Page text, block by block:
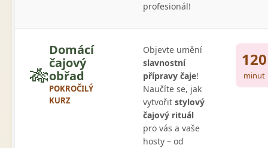
profesionál!
🎋
Domácí
čajový
obřad
POKROČILÝ
KURZ
Objevte umění
slavnostní
přípravy čaje!
Naučíte se, jak
vytvořit stylový
čajový rituál
pro vás a vaše
hosty – od
120
minut